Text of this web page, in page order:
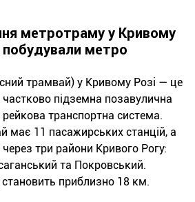
метротраму у Кривому
побудували метро
трамвай) у Кривому Розі — це
підземна позавулична
транспортна система.
має 11 пасажирських станцій, а
через три райони Кривого Рогу:
та Покровський.
приблизно 18 км.